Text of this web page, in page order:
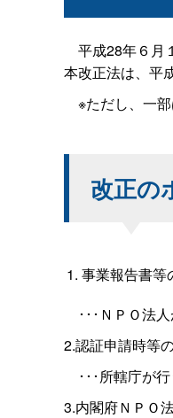
平成28年６月
本改正法は、平
※ただし、一部
改正の
事業報告書等
･･･ＮＰＯ法人
2.認証申請時等
･･･所轄庁が
3.内閣府ＮＰＯ